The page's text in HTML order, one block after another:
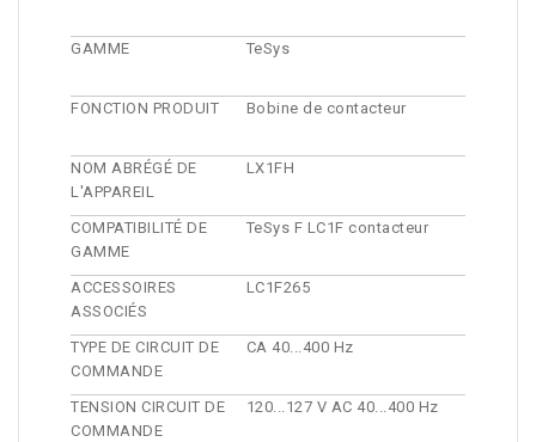
GAMME TeSys
FONCTION PRODUIT Bobine de contacteur
NOM ABRÉGÉ DE
L'APPAREIL
LX1FH
COMPATIBILITÉ DE
GAMME
TeSys F LC1F contacteur
ACCESSOIRES
ASSOCIÉS
LC1F265
TYPE DE CIRCUIT DE
COMMANDE
CA 40...400 Hz
TENSION CIRCUIT DE
COMMANDE
120...127 V AC 40...400 Hz